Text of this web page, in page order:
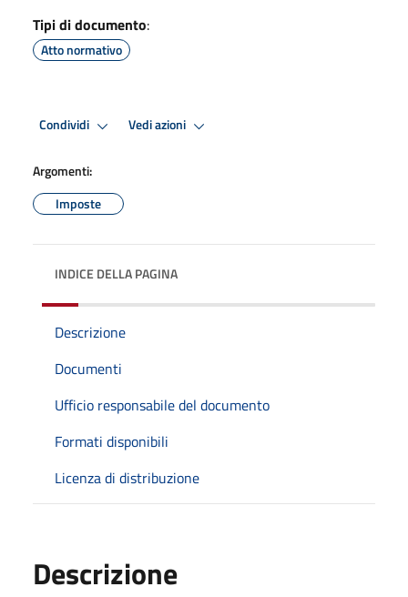
Tipi di documento:
Atto normativo
Condividi Vedi azioni
Argomenti:
Imposte
INDICE DELLA PAGINA
Descrizione
Documenti
Ufficio responsabile del documento
Formati disponibili
Licenza di distribuzione
Descrizione